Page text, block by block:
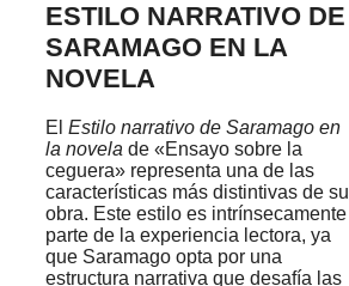
ESTILO NARRATIVO DE
SARAMAGO EN LA
NOVELA
El Estilo narrativo de Saramago en
la novela de «Ensayo sobre la
ceguera» representa una de las
características más distintivas de su
obra. Este estilo es intrínsecamente
parte de la experiencia lectora, ya
que Saramago opta por una
estructura narrativa que desafía las